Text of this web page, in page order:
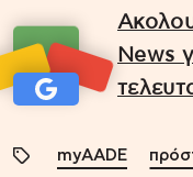
News
myAADE